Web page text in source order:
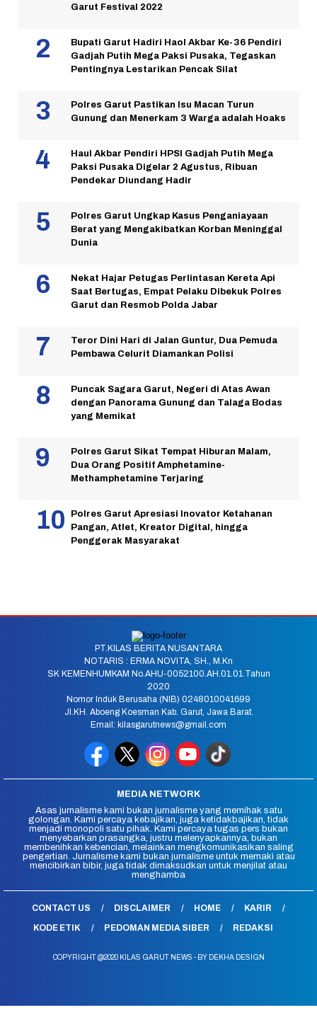
Garut Festival 2022
Bupati Garut Hadiri Haol Akbar Ke-36 Pendiri
Gadjah Putih Mega Paksi Pusaka, Tegaskan
Pentingnya Lestarikan Pencak Silat
Polres Garut Pastikan Isu Macan Turun
Gunung dan Menerkam 3 Warga adalah Hoaks
Haul Akbar Pendiri HPSI Gadjah Putih Mega
Paksi Pusaka Digelar 2 Agustus, Ribuan
Pendekar Diundang Hadir
Polres Garut Ungkap Kasus Penganiayaan
Berat yang Mengakibatkan Korban Meninggal
Dunia
Nekat Hajar Petugas Perlintasan Kereta Api
Saat Bertugas, Empat Pelaku Dibekuk Polres
Garut dan Resmob Polda Jabar
Teror Dini Hari di Jalan Guntur, Dua Pemuda
Pembawa Celurit Diamankan Polisi
Puncak Sagara Garut, Negeri di Atas Awan
dengan Panorama Gunung dan Talaga Bodas
yang Memikat
Polres Garut Sikat Tempat Hiburan Malam,
Dua Orang Positif Amphetamine-
Methamphetamine Terjaring
Polres Garut Apresiasi Inovator Ketahanan
Pangan, Atlet, Kreator Digital, hingga
Penggerak Masyarakat
PT.KILAS BERITA NUSANTARA
NOTARIS : ERMA NOVITA, SH., M.Kn
SK KEMENHUMKAM No.AHU-0052100.AH.01.01.Tahun
2020
Nomor Induk Berusaha (NIB) 0248010041699
Jl.KH. Aboeng Koesman Kab. Garut, Jawa Barat.
Email: kilasgarutnews@gmail.com
MEDIA NETWORK
Asas jurnalisme kami bukan jurnalisme yang memihak satu
golongan. Kami percaya kebajikan, juga ketidakbajikan, tidak
menjadi monopoli satu pihak. Kami percaya tugas pers bukan
menyebarkan prasangka, justru melenyapkannya, bukan
membenihkan kebencian, melainkan mengkomunikasikan saling
pengertian. Jurnalisme kami bukan jurnalisme untuk memaki atau
mencibirkan bibir, juga tidak dimaksudkan untuk menjilat atau
menghamba
CONTACT US DISCLAIMER HOME
KARIR
KODE ETIK
PEDOMAN MEDIA SIBER REDAKSI
COPYRIGHT @2020 KILAS GARUT NEWS - BY DEKHA DESIGN